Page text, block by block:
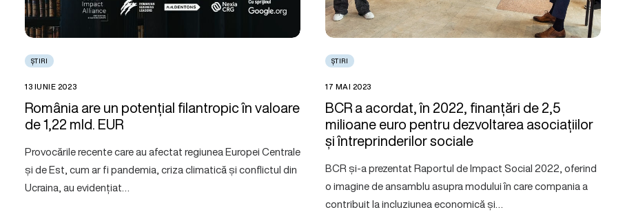
ȘTIRI
13 IUNIE 2023
România are un potențial filantropic în valoare
de 1,22 mld. EUR
Provocările recente care au afectat regiunea Europei Centrale
și de Est, cum ar fi pandemia, criza climatică și conflictul din
Ucraina, au evidențiat…
ȘTIRI
17 MAI 2023
BCR a acordat, în 2022, finanțări de 2,5
milioane euro pentru dezvoltarea asociațiilor
și întreprinderilor sociale
BCR și-a prezentat Raportul de Impact Social 2022, oferind
o imagine de ansamblu asupra modului în care compania a
contribuit la incluziunea economică și…